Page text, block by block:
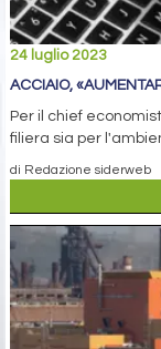
24 luglio 2023
ACCIAIO,
Per il chief
filiera sia per
di Redazione siderweb